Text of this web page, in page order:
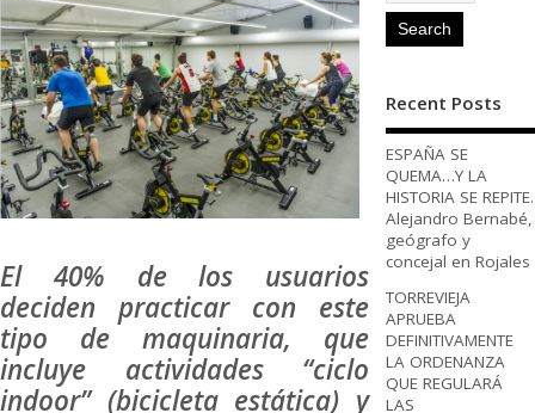
El 40% de los usuarios
deciden practicar con este
tipo de maquinaria, que
incluye actividades “ciclo
indoor” (bicicleta estática) y
Recent Posts
ESPAÑA SE
QUEMA…Y LA
HISTORIA SE REPITE.
Alejandro Bernabé,
geógrafo y
concejal en Rojales
TORREVIEJA
APRUEBA
DEFINITIVAMENTE
LA ORDENANZA
QUE REGULARÁ
LAS